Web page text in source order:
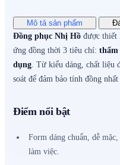
Mô tả sản phẩm
Đồng phục Nhị Hồ được thiết
ứng đồng thời 3 tiêu chí: thẩm
dụng. Từ kiểu dáng, chất liệu
soát để đảm bảo tính đồng
Điểm nổi bật
Form dáng chuẩn, dễ
làm việc.